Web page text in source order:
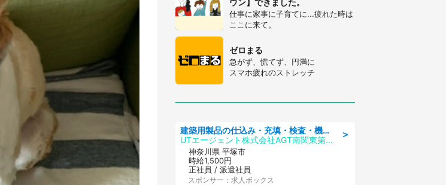
ウン】できました。
仕事に家事に子育てに...疲れた時は
ここに来て。
ゼロまる
急がず、慌てず、円満に
スマホ疲れのストレッチ
＞
建築用製品の仕込み・充填・検査・機械操作/寮完備/日払い/工場・製造
UTエージェント株式会社AGT南関東第二CU
神奈川県 平塚市
時給1,500円
正社員 / 派遣社員
スポンサー：求人ボックス